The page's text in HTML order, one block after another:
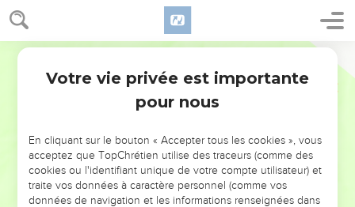
NE MANQUEZ PAS L’ÉVÉNEMENT
DE L’ANNÉE !
ET SI LEURS ERREURS POUVAIENT VOUS ÉVITER LES
VOTRES ?
Votre vie privée est importante
pour nous
En cliquant sur le bouton « Accepter tous les cookies », vous
acceptez que TopChrétien utilise des traceurs (comme des
cookies ou l'identifiant unique de votre compte utilisateur) et
traite vos données à caractère personnel (comme vos
données de navigation et les informations renseignées dans